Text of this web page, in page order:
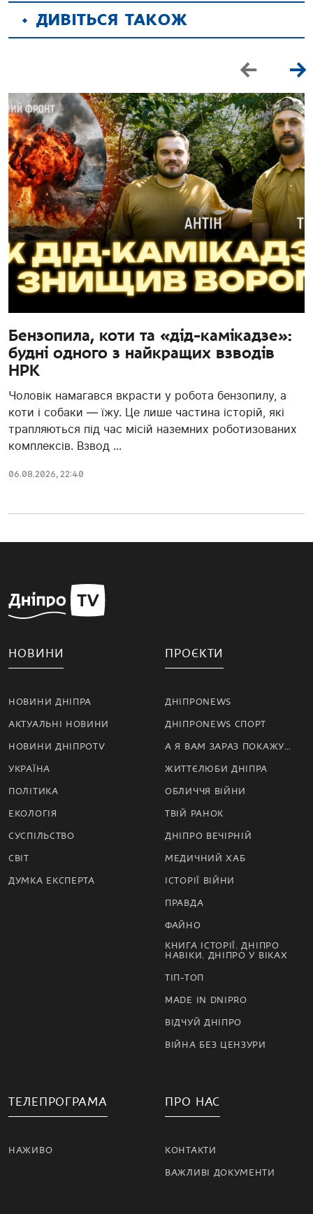
ДИВІТЬСЯ ТАКОЖ
Бензопила, коти та «дід-камікадзе»:
будні одного з найкращих взводів
НРК
Чоловік намагався вкрасти у робота бензопилу, а
коти і собаки — їжу. Це лише частина історій, які
трапляються під час місій наземних роботизованих
комплексів. Взвод ...
06.08.2026, 22:40
НОВИНИ
НОВИНИ ДНІПРА
АКТУАЛЬНІ НОВИНИ
НОВИНИ ДНІПРОTV
УКРАЇНА
ПОЛІТИКА
ЕКОЛОГІЯ
СУСПІЛЬСТВО
СВІТ
ДУМКА ЕКСПЕРТА
ПРОЄКТИ
ДНІПРОNEWS
ДНІПРОNEWS СПОРТ
А Я ВАМ ЗАРАЗ ПОКАЖУ…
ЖИТТЄЛЮБИ ДНІПРА
ОБЛИЧЧЯ ВІЙНИ
ТВІЙ РАНОК
ДНІПРО ВЕЧІРНІЙ
МЕДИЧНИЙ ХАБ
ІСТОРІЇ ВІЙНИ
ПРАВДА
ФАЙНО
КНИГА ІСТОРІЇ. ДНІПРО
НАВІКИ. ДНІПРО У ВІКАХ
ТІП-ТОП
MADE IN DNIPRO
ВІДЧУЙ ДНІПРО
ВІЙНА БЕЗ ЦЕНЗУРИ
ТЕЛЕПРОГРАМА
НАЖИВО
ПРО НАС
КОНТАКТИ
ВАЖЛИВІ ДОКУМЕНТИ